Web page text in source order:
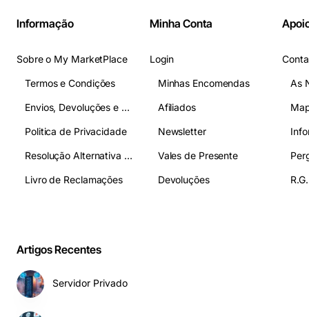
Informação
Sobre o My MarketPlace
Termos e Condições
Envios, Devoluções e Pagamentos
Politica de Privacidade
Resolução Alternativa de Litígios
Livro de Reclamações
Minha Conta
Login
Minhas Encomendas
Afiliados
Newsletter
Vales de Presente
Devoluções
As
Artigos Recentes
Servidor Privado